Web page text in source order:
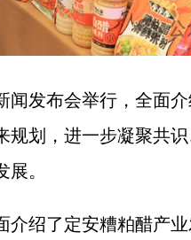
发布会举行，全面介
划，进一步凝聚共
。
绍了定安糟粕醋产业